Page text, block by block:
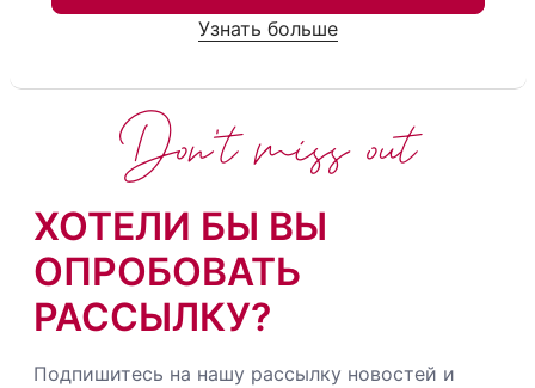
Узнать больше
ХОТЕЛИ БЫ ВЫ
ОПРОБОВАТЬ
РАССЫЛКУ?
Подпишитесь на нашу рассылку новостей и
Don't miss out